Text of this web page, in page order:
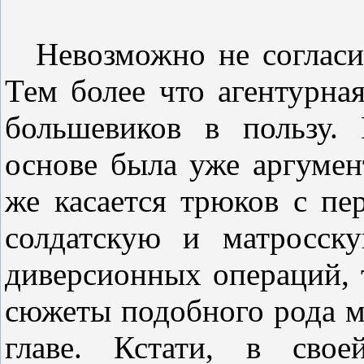
Невозможно не
Тем более что
большевиков в пользу.
основе была уже
же касается трюков с
солдатскую и
диверсионных
сюжеты подобного рода
главе. Кстати, в